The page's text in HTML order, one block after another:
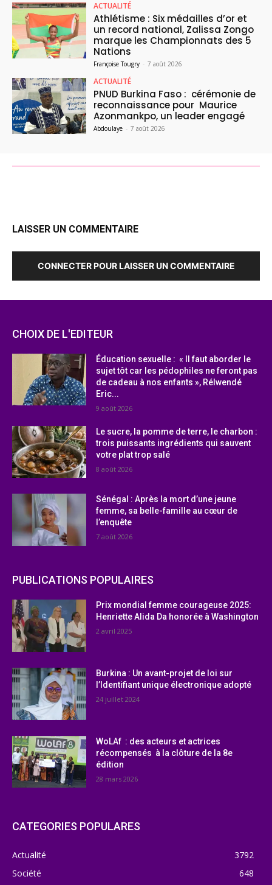
ACTUALITÉ
Athlétisme : Six médailles d’or et
un record national, Zalissa Zongo
marque les Championnats des 5
Nations
Françoise Tougry - 7 août 2026
ACTUALITÉ
PNUD Burkina Faso : cérémonie de
reconnaissance pour Maurice
Azonmankpo, un leader engagé
Abdoulaye - 7 août 2026
LAISSER UN COMMENTAIRE
CONNECTER POUR LAISSER UN COMMENTAIRE
CHOIX DE L'EDITEUR
Éducation sexuelle : « Il faut aborder le
sujet tôt car les pédophiles ne feront pas
de cadeau à nos enfants », Rélwendé
Eric...
9 août 2026
Le sucre, la pomme de terre, le charbon :
trois puissants ingrédients qui sauvent
votre plat trop salé
8 août 2026
Sénégal : Après la mort d’une jeune
femme, sa belle-famille au cœur de
l’enquête
7 août 2026
PUBLICATIONS POPULAIRES
Prix mondial femme courageuse 2025:
Henriette Alida Da honorée à Washington
2 avril 2025
Burkina : Un avant-projet de loi sur
l’Identifiant unique électronique adopté
24 juillet 2024
WoLAf : des acteurs et actrices
récompensés à la clôture de la 8e
édition
28 mars 2026
CATEGORIES POPULARES
Actualité
3792
Société
648